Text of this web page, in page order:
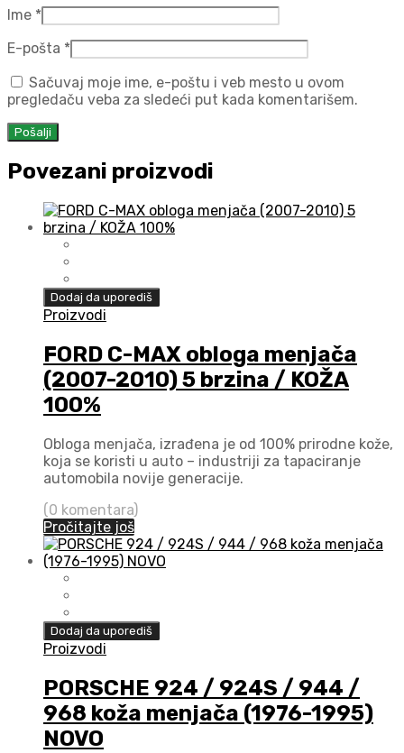
Ime *
E-pošta *
Sačuvaj moje ime, e-poštu i veb mesto u ovom
pregledaču veba za sledeći put kada komentarišem.
Povezani proizvodi
Dodaj da uporediš
Proizvodi
FORD C-MAX obloga menjača
(2007-2010) 5 brzina / KOŽA
100%
Obloga menjača, izrađena je od 100% prirodne kože,
koja se koristi u auto – industriji za tapaciranje
automobila novije generacije.
(0 komentara)
Pročitajte još
Dodaj da uporediš
Proizvodi
PORSCHE 924 / 924S / 944 /
968 koža menjača (1976-1995)
NOVO